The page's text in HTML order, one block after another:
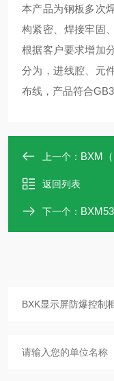
本产品为钢板多次
构紧密、焊接牢固
根据客户要求增加
分为，进线腔、元
布线，产品符合
上一个： BXM
返回列表
下一个：